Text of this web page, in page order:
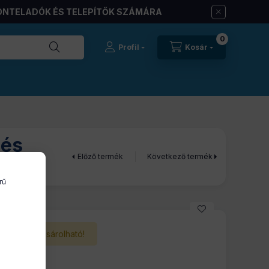
ÉS TELEPÍTŐK SZÁMÁRA
Profil Kosár
0
Előző termék Következő termék
Nem vásárolható!